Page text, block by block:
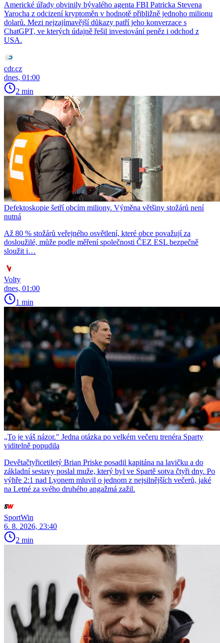
Americké úřady obvinily bývalého agenta FBI Patricka Stevena
Yarocha z odcizení kryptoměn v hodnotě přibližně jednoho milionu
dolarů. Mezi nejzajímavější důkazy patří jeho konverzace s
ChatGPT, ve kterých údajně řešil investování peněz i odchod z
USA.
cdr.cz
dnes, 01:00
2 min
Defektoskopie šetří obcím miliony. Výměna většiny stožárů není
nutná
Až 80 % stožárů veřejného osvětlení, které obce považují za
dosloužilé, může podle měření společnosti ČEZ ESL bezpečně
sloužit i…
Volty
dnes, 01:00
1 min
„To je váš názor." Jedna otázka po velkém večeru trenéra Sparty
viditelně popudila
Devětačtyřicetiletý Brian Priske posadil kapitána na lavičku a do
základní sestavy poslal muže, který byl ve Spartě sotva čtyři dny. Po
výhře 2:1 nad Lyonem mluvil o jednom z nejsilnějších večerů, jaké
na Letné za svého druhého angažmá zažil.
SportWin
6. 8. 2026, 23:40
2 min